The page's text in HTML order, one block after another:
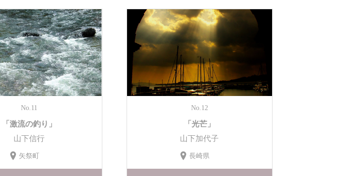
No.11
「激流の釣り」
山下信行
矢祭町
No.12
「光芒」
山下加代子
長崎県